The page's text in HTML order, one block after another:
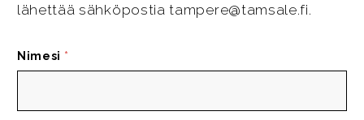
lähettää sähköpostia tampere@tamsale.fi.
Nimesi *